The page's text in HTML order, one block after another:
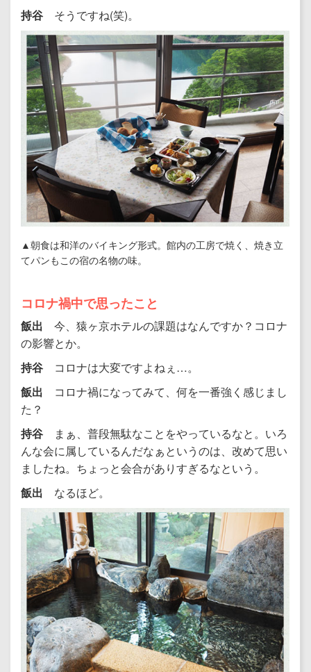
持谷 そうですね(笑)。
▲朝食は和洋のバイキング形式。館内の工房で焼く、焼き立
てパンもこの宿の名物の味。
コロナ禍中で思ったこと
飯出 今、猿ヶ京ホテルの課題はなんですか？コロナ
の影響とか。
持谷 コロナは大変ですよねぇ…。
飯出 コロナ禍になってみて、何を一番強く感じまし
た？
持谷 まぁ、普段無駄なことをやっているなと。いろ
んな会に属しているんだなぁというのは、改めて思い
ましたね。ちょっと会合がありすぎるなという。
飯出 なるほど。